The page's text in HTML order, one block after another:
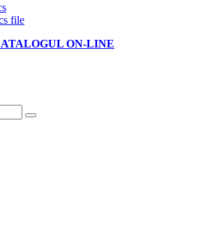
file
ON-LINE